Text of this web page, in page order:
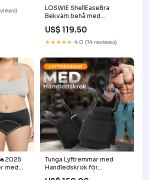
LOSWIE ShellEaseBra
Bekväm behå med
US$ 119.50
★★★★★ 4.0 (14 reviews)
med
Tunga Lyftremmar med
Handledskrok för